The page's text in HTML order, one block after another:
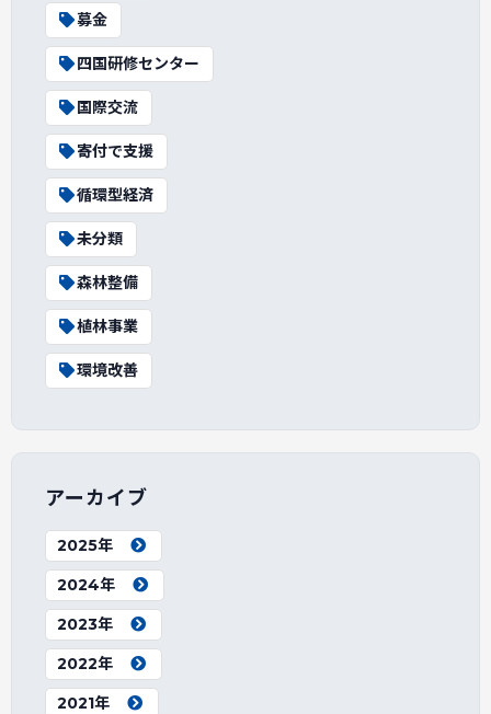
募金
四国研修センター
国際交流
寄付で支援
循環型経済
未分類
森林整備
植林事業
環境改善
アーカイブ
2025年
2024年
2023年
2022年
2021年